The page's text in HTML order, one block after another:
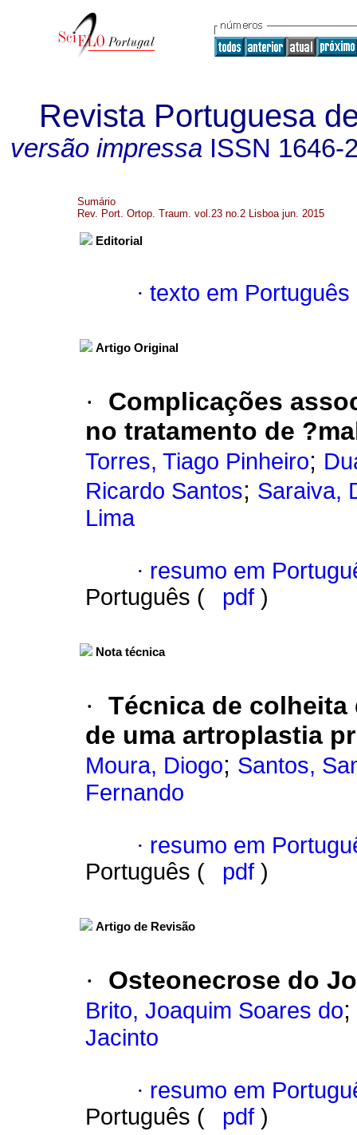
Revista Portuguesa
versão impressa ISSN 1646-
Sumário
Rev. Port. Ortop. Traum. vol.23 no.2 Lisboa jun. 2015
Editorial
· texto em Português
Artigo Original
·
Complicações
no tratamento de
Torres, Tiago Pinheiro;
Ricardo Santos; Saraiva,
Lima
· resumo em
Português (
pdf )
Nota técnica
· Técnica de
de uma artroplastia
Moura, Diogo; Santos,
Fernando
· resumo em
Português (
pdf )
Artigo de Revisão
· Osteonecrose do
Brito, Joaquim Soares do;
Jacinto
· resumo em
Português (
pdf )